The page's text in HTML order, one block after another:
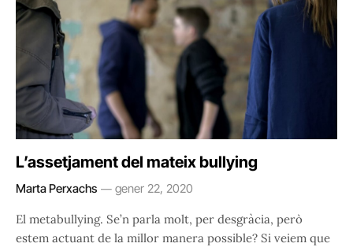
L’assetjament del mateix bullying
Marta Perxachs gener 22, 2020
El metabullying. Se’n parla molt, per desgràcia, però
estem actuant de la millor manera possible? Si veiem que